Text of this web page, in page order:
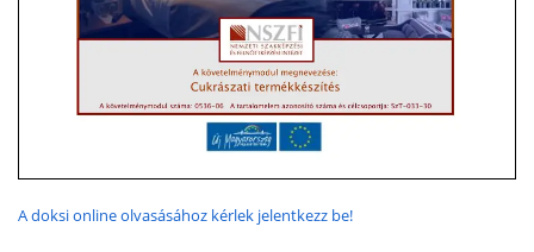
A doksi online olvasásához kérlek jelentkezz be!